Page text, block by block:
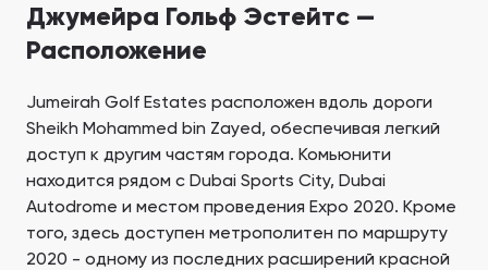
Джумейра Гольф Эстейтс —
Расположение
Jumeirah Golf Estates расположен вдоль дороги
Sheikh Mohammed bin Zayed, обеспечивая легкий
доступ к другим частям города. Комьюнити
находится рядом с Dubai Sports City, Dubai
Autodrome и местом проведения Expo 2020. Кроме
того, здесь доступен метрополитен по маршруту
2020 - одному из последних расширений красной